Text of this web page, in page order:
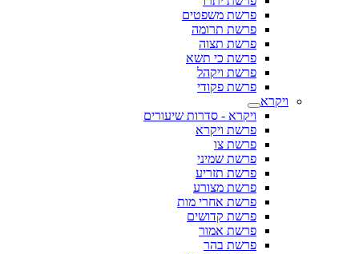
פרשת משפטים
פרשת תרומה
פרשת תצוה
פרשת כי תשא
פרשת ויקהל
פרשת פקודי
ויקרא
ויקרא - סדרות שיעורים
פרשת ויקרא
פרשת צו
פרשת שמיני
פרשת תזריע
פרשת מצורע
פרשת אחרי מות
פרשת קדושים
פרשת אמור
פרשת בהר